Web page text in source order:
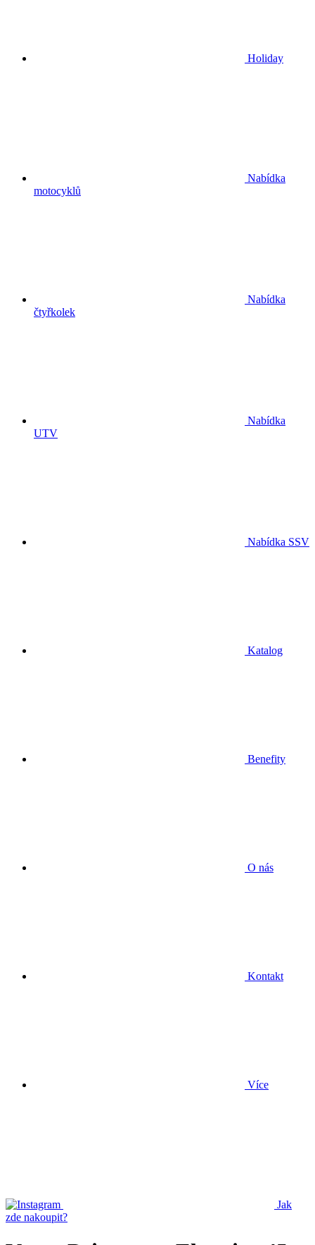
Holiday
Nabídka
motocyklů
Nabídka
čtyřkolek
Nabídka
UTV
Nabídka SSV
Katalog
Benefity
O nás
Kontakt
Více
Jak
zde nakoupit?